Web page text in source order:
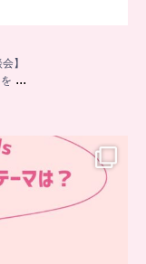
】
...